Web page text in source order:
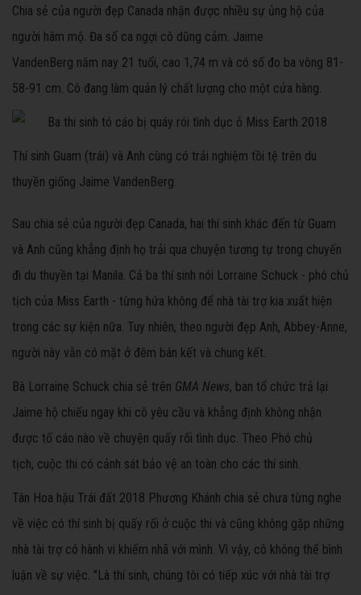
Chia sẻ của người đẹp Canada nhận được nhiều sự ủng hộ của
người hâm mộ. Đa số ca ngợi cô dũng cảm. Jaime
VandenBerg năm nay 21 tuổi, cao 1,74 m và có số đo ba vòng 81-
58-91 cm. Cô đang làm quản lý chất lượng cho một cửa hàng.
Thí sinh Guam (trái) và Anh cùng có trải nghiệm tồi tệ trên du
thuyền giống Jaime VandenBerg.
Sau chia sẻ của người đẹp Canada, hai thí sinh khác đến từ Guam
và Anh cũng khẳng định họ trải qua chuyện tương tự trong chuyến
đi du thuyền tại Manila. Cả ba thí sinh nói Lorraine Schuck - phó chủ
tịch của Miss Earth - từng hứa không để nhà tài trợ kia xuất hiện
trong các sự kiện nữa. Tuy nhiên, theo người đẹp Anh, Abbey-Anne,
người này vẫn có mặt ở đêm bán kết và chung kết.
Bà Lorraine Schuck chia sẻ trên GMA News, ban tổ chức trả lại
Jaime hộ chiếu ngay khi cô yêu cầu và khẳng định không nhận
được tố cáo nào về chuyện quấy rối tình dục. Theo Phó chủ
tịch, cuộc thi có cảnh sát bảo vệ an toàn cho các thí sinh.
Tân Hoa hậu Trái đất 2018 Phương Khánh chia sẻ chưa từng nghe
về việc có thí sinh bị quấy rối ở cuộc thi và cũng không gặp những
nhà tài trợ có hành vi khiếm nhã với mình. Vì vậy, cô không thể bình
luận về sự việc. "Là thí sinh, chúng tôi có tiếp xúc với nhà tài trợ